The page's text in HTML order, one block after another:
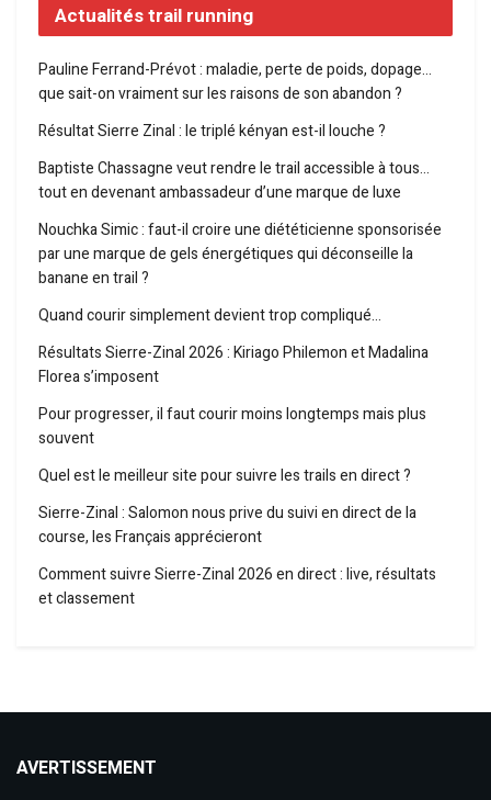
Actualités trail running
Pauline Ferrand-Prévot : maladie, perte de poids, dopage…
que sait-on vraiment sur les raisons de son abandon ?
Résultat Sierre Zinal : le triplé kényan est-il louche ?
Baptiste Chassagne veut rendre le trail accessible à tous…
tout en devenant ambassadeur d’une marque de luxe
Nouchka Simic : faut-il croire une diététicienne sponsorisée
par une marque de gels énergétiques qui déconseille la
banane en trail ?
Quand courir simplement devient trop compliqué…
Résultats Sierre-Zinal 2026 : Kiriago Philemon et Madalina
Florea s’imposent
Pour progresser, il faut courir moins longtemps mais plus
souvent
Quel est le meilleur site pour suivre les trails en direct ?
Sierre-Zinal : Salomon nous prive du suivi en direct de la
course, les Français apprécieront
Comment suivre Sierre-Zinal 2026 en direct : live, résultats
et classement
AVERTISSEMENT